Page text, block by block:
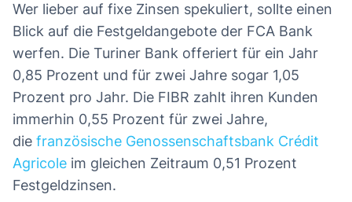
Wer lieber auf fixe Zinsen spekuliert, sollte einen
Blick auf die Festgeldangebote der FCA Bank
werfen. Die Turiner Bank offeriert für ein Jahr
0,85 Prozent und für zwei Jahre sogar 1,05
Prozent pro Jahr. Die FIBR zahlt ihren Kunden
immerhin 0,55 Prozent für zwei Jahre,
die französische Genossenschaftsbank Crédit
Agricole im gleichen Zeitraum 0,51 Prozent
Festgeldzinsen.